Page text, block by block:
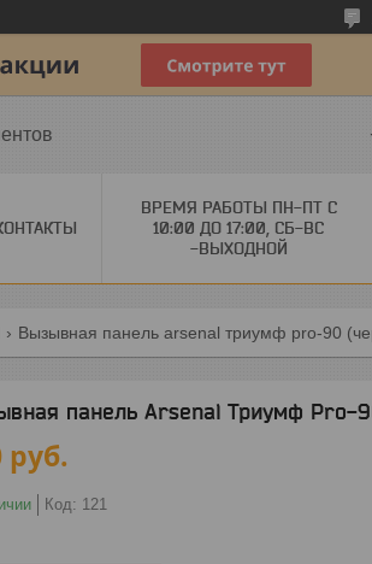
ВРЕМЯ РАБОТЫ ПН-ПТ С
10:00 ДО 17:00, СБ-ВС
-ВЫХОДНОЙ
Вызывная панель arsenal триумф pro-90
панель Arsenal Триумф Pro-
руб.
Код: 121